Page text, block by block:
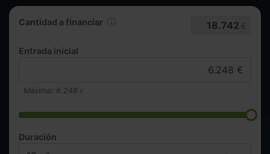
Cantidad a financiar 18.742 €
Entrada inicial
Máxima: 6.248 €
Duración